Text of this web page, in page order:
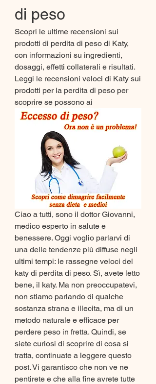
di peso
Scopri le ultime recensioni sui
prodotti di perdita di peso di Katy,
con informazioni su ingredienti,
dosaggi, effetti collaterali e risultati.
Leggi le recensioni veloci di Katy sui
prodotti per la perdita di peso per
scoprire se possono ai
Ciao a tutti, sono il dottor Giovanni,
medico esperto in salute e
benessere. Oggi voglio parlarvi di
una delle tendenze più diffuse negli
ultimi tempi: le rassegne veloci del
katy di perdita di peso. Sì, avete letto
bene, il katy. Ma non preoccupatevi,
non stiamo parlando di qualche
sostanza strana e illecita, ma di un
metodo naturale e efficace per
perdere peso in fretta. Quindi, se
siete curiosi di scoprire di cosa si
tratta, continuate a leggere questo
post. Vi garantisco che non ve ne
pentirete e che alla fine avrete tutte